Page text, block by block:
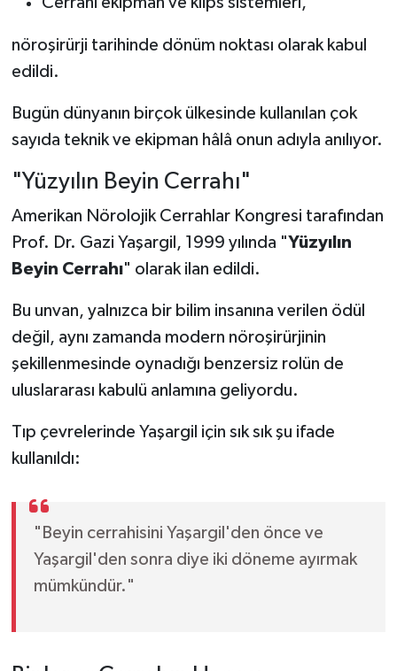
nöroşirürji tarihinde dönüm noktası olarak kabul
edildi.
Bugün dünyanın birçok ülkesinde kullanılan çok
sayıda teknik ve ekipman hâlâ onun adıyla anılıyor.
"Yüzyılın Beyin Cerrahı"
Amerikan Nörolojik Cerrahlar Kongresi tarafından
Prof. Dr. Gazi Yaşargil, 1999 yılında "Yüzyılın
Beyin Cerrahı" olarak ilan edildi.
Bu unvan, yalnızca bir bilim insanına verilen ödül
değil, aynı zamanda modern nöroşirürjinin
şekillenmesinde oynadığı benzersiz rolün de
uluslararası kabulü anlamına geliyordu.
Tıp çevrelerinde Yaşargil için sık sık şu ifade
kullanıldı:
"Beyin cerrahisini Yaşargil'den önce ve
Yaşargil'den sonra diye iki döneme ayırmak
mümkündür."